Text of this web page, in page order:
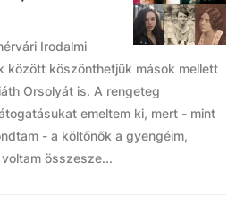
Irodalmi
között köszönthetjük mások mellett
Orsolyát is. A rengeteg
emeltem ki, mert - mint
- a költőnők a gyengéim,
összesze...